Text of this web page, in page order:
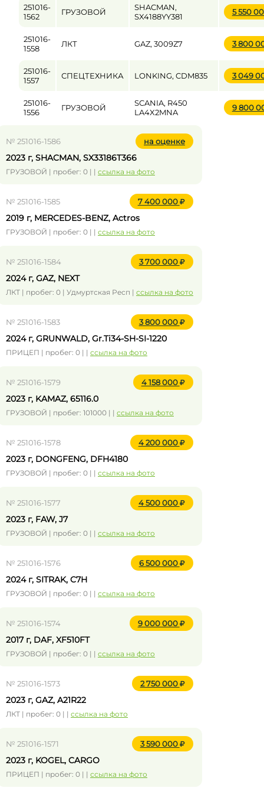
251016-
1562
ГРУЗОВОЙ
SHACMAN,
SX4188YY381
5 550
251016-
1558
ЛКТ GAZ, 3009Z7 3 800
251016-
1557
СПЕЦТЕХНИКА LONKING, CDM835 3 049
251016-
1556
ГРУЗОВОЙ
SCANIA, R450
LA4X2MNA
9 800
№ 251016-1586 на оценке
2023 г, SHACMAN, SX33186T366
ГРУЗОВОЙ | пробег: 0 | | ссылка на фото
№ 251016-1585 7 400 000
2019 г, MERCEDES-BENZ, Actros
ГРУЗОВОЙ | пробег: 0 | | ссылка на фото
№ 251016-1584 3 700 000
2024 г, GAZ, NEXT
ЛКТ | пробег: 0 | Удмуртская Респ | ссылка на фото
№ 251016-1583 3 800 000
2024 г, GRUNWALD, Gr.Ti34-SH-SI-1220
ПРИЦЕП | пробег: 0 | | ссылка на фото
№ 251016-1579 4 158 000
2023 г, KAMAZ, 65116.0
ГРУЗОВОЙ | пробег: 101000 | | ссылка на фото
№ 251016-1578 4 200 000
2023 г, DONGFENG, DFH4180
ГРУЗОВОЙ | пробег: 0 | | ссылка на фото
№ 251016-1577 4 500 000
2023 г, FAW, J7
ГРУЗОВОЙ | пробег: 0 | | ссылка на фото
№ 251016-1576 6 500 000
2024 г, SITRAK, C7H
ГРУЗОВОЙ | пробег: 0 | | ссылка на фото
№ 251016-1574 9 000 000
2017 г, DAF, XF510FT
ГРУЗОВОЙ | пробег: 0 | | ссылка на фото
№ 251016-1573 2 750 000
2023 г, GAZ, A21R22
ЛКТ | пробег: 0 | | ссылка на фото
№ 251016-1571 3 590 000
2023 г, KOGEL, CARGO
ПРИЦЕП | пробег: 0 | | ссылка на фото